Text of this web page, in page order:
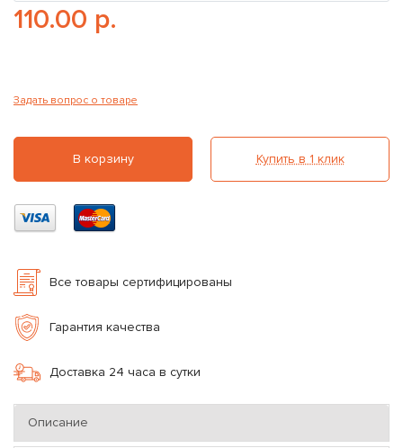
110.00 р.
Задать вопрос о товаре
В корзину Купить в 1 клик
Все товары сертифицированы
Гарантия качества
Доставка 24 часа в сутки
Описание